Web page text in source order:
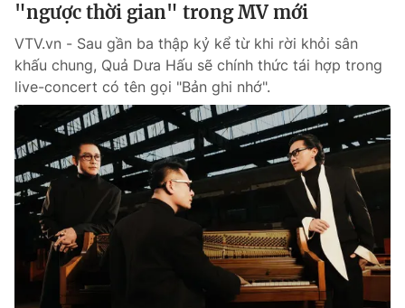
"ngược thời gian" trong MV mới
VTV.vn - Sau gần ba thập kỷ kể từ khi rời khỏi sân
khấu chung, Quả Dưa Hấu sẽ chính thức tái hợp trong
live-concert có tên gọi "Bản ghi nhớ".